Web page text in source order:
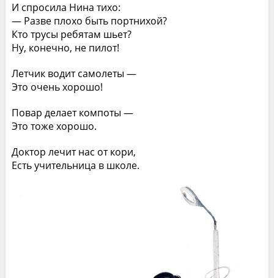
И спросила Нина тихо:
— Разве плохо быть портнихой?
Кто трусы ребятам шьет?
Ну, конечно, не пилот!
Летчик водит самолеты —
Это очень хорошо!
Повар делает компоты —
Это тоже хорошо.
Доктор лечит нас от кори,
Есть учительница в школе.